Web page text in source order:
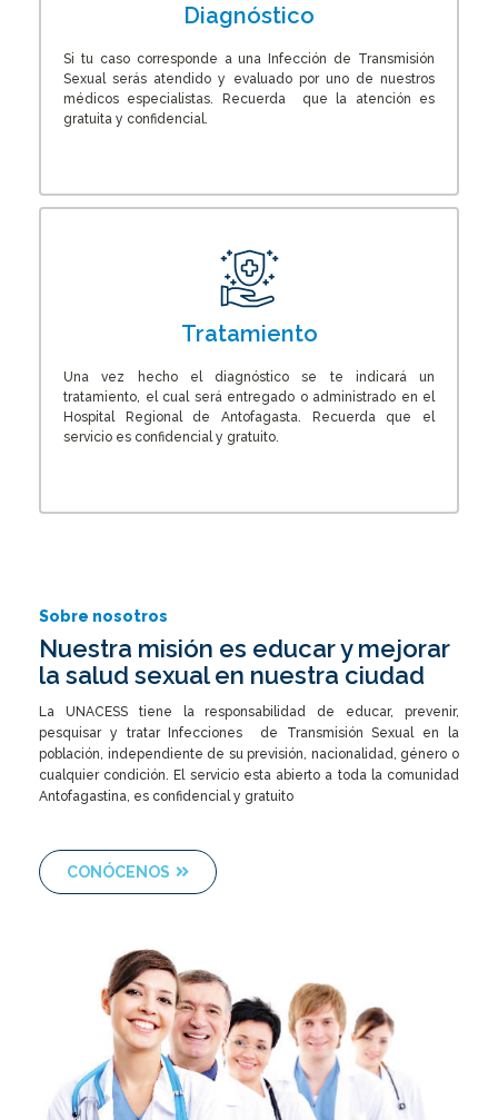
Diagnóstico
Si tu caso corresponde a una Infección de Transmisión
Sexual serás atendido y evaluado por uno de nuestros
médicos especialistas. Recuerda que la atención es
gratuita y confidencial.
Tratamiento
Una vez hecho el diagnóstico se te indicará un
tratamiento, el cual será entregado o administrado en el
Hospital Regional de Antofagasta. Recuerda que el
servicio es confidencial y gratuito.
Sobre nosotros
Nuestra misión es educar y mejorar
la salud sexual en nuestra ciudad
La UNACESS tiene la responsabilidad de educar, prevenir,
pesquisar y tratar Infecciones de Transmisión Sexual en la
población, independiente de su previsión, nacionalidad, género o
cualquier condición. El servicio esta abierto a toda la comunidad
Antofagastina, es confidencial y gratuito
CONÓCENOS